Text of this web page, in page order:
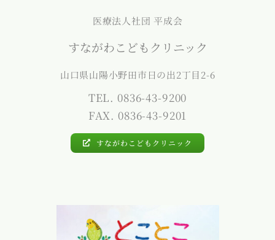
医療法人社団 平成会
すながわこどもクリニック
山口県山陽小野田市日の出2丁目2-6
TEL. 0836-43-9200
FAX. 0836-43-9201
すながわこどもクリニック